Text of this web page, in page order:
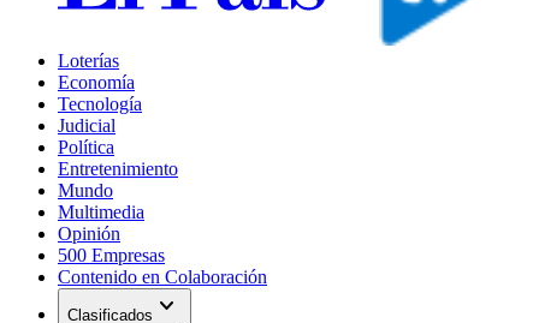
Loterías
Economía
Tecnología
Judicial
Política
Entretenimiento
Mundo
Multimedia
Opinión
500 Empresas
Contenido en Colaboración
Clasificados expand_more